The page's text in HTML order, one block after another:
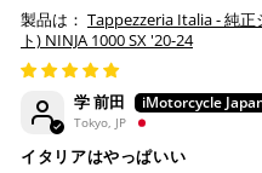
Tappezzeria Italia - 純正
ト) NINJA 1000 SX '20-24
学 前田
Tokyo, JP
イタリアはやっぱいい